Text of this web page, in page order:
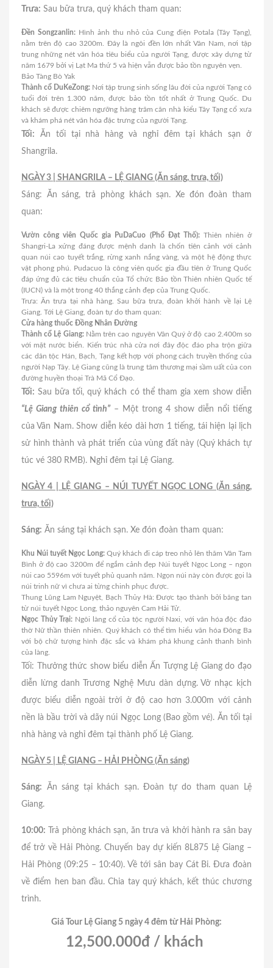
Trưa: Sau bữa trưa, quý khách tham quan:
Đền Songzanlin:Hình ảnh thu nhỏ của Cung điện Potala (Tây Tạng),
nằm trên độ cao 3200m. Đây là ngôi đền lớn nhất Vân Nam, nơi tập
trung những nét văn hóa tiêu biểu của người Tạng, được xây dựng từ
năm 1679 bởi vị Lạt Ma thứ 5 và hiện vẫn được bảo tồn nguyên vẹn.
Bảo Tàng Bò Yak
Thành cổ DuKeZong: Nơi tập trung sinh sống lâu đời của người Tạng có
tuổi đời trên 1.300 năm, được bảo tồn tốt nhất ở Trung Quốc. Du
khách sẽ được chiêm ngưỡng hàng trăm căn nhà kiểu Tây Tạng cổ xưa
và khám phá nét văn hóa đặc trưng của người Tạng.
Tối: Ăn tối tại nhà hàng và nghỉ đêm tại khách sạn ở
Shangrila.
NGÀY 3 | SHANGRILA – LỆ GIANG (Ăn sáng, trưa, tối)
Sáng: Ăn sáng, trả phòng khách sạn. Xe đón đoàn tham
quan:
Vườn công viên Quốc gia PuDaCuo (Phổ Đạt Thố):Thiên nhiên ở
Shangri-La xứng đáng được mệnh danh là chốn tiên cảnh với cảnh
quan núi cao tuyết trắng, rừng xanh nắng vàng, và một hệ động thực
vật phong phú. Pudacuo là công viên quốc gia đầu tiên ở Trung Quốc
đáp ứng đủ các tiêu chuẩn của Tổ chức Bảo tồn Thiên nhiên Quốc tế
(IUCN) và là một trong 40 thắng cảnh đẹp của Trung Quốc.
Trưa: Ăn trưa tại nhà hàng. Sau bữa trưa, đoàn khởi hành về lại Lệ
Giang. Tới Lệ Giang, đoàn tự do tham quan:
Cửa hàng thuốc Đồng Nhân Đường
Thành cổ Lệ Giang:Nằm trên cao nguyên Vân Quý ở độ cao 2.400m so
với mặt nước biển. Kiến trúc nhà cửa nơi đây độc đáo pha trộn giữa
các dân tộc Hán, Bạch, Tạng kết hợp với phong cách truyền thống của
người Nạp Tây. Lệ Giang cũng là trung tâm thương mại sầm uất của con
đường huyền thoại Trà Mã Cổ Đạo.
Tối: Sau bữa tối, quý khách có thể tham gia xem show diễn
“Lệ Giang thiên cổ tình” – Một trong 4 show diễn nổi tiếng
của Vân Nam. Show diễn kéo dài hơn 1 tiếng, tái hiện lại lịch
sử hình thành và phát triển của vùng đất này (Quý khách tự
túc vé 380 RMB). Nghỉ đêm tại Lệ Giang.
NGÀY 4 | LỆ GIANG – NÚI TUYẾT NGỌC LONG (Ăn sáng,
trưa, tối)
Sáng: Ăn sáng tại khách sạn. Xe đón đoàn tham quan:
Khu Núi tuyết Ngọc Long: Quý khách đi cáp treo nhỏ lên thăm Vân Tam
Bình ở độ cao 3200m để ngắm cảnh đẹp Núi tuyết Ngọc Long – ngọn
núi cao 5596m với tuyết phủ quanh năm. Ngọn núi này còn được gọi là
núi trinh nữ vì chưa ai từng chinh phục được.
Thung Lũng Lam Nguyệt, Bạch Thủy Hà: Được tạo thành bởi băng tan
từ núi tuyết Ngọc Long, thảo nguyên Cam Hải Tử.
Ngọc Thủy Trại: Ngôi làng cổ của tộc người Naxi, với văn hóa độc đáo
thờ Nữ thần thiên nhiên. Quý khách có thể tìm hiểu văn hóa Đông Ba
với bộ chữ tượng hình đặc sắc và khám phá khung cảnh thanh bình
của làng.
Tối: Thưởng thức show biểu diễn Ấn Tượng Lệ Giang do đạo
diễn lừng danh Trương Nghệ Mưu dàn dựng. Vở nhạc kịch
được biểu diễn ngoài trời ở độ cao hơn 3.000m với cảnh
nền là bầu trời và dãy núi Ngọc Long (Bao gồm vé). Ăn tối tại
nhà hàng và nghỉ đêm tại thành phố Lệ Giang.
NGÀY 5 | LỆ GIANG – HẢI PHÒNG (Ăn sáng)
Sáng: Ăn sáng tại khách sạn. Đoàn tự do tham quan Lệ
Giang.
10:00: Trả phòng khách sạn, ăn trưa và khởi hành ra sân bay
để trở về Hải Phòng. Chuyến bay dự kiến 8L875 Lệ Giang –
Hải Phòng (09:25 – 10:40). Về tới sân bay Cát Bi. Đưa đoàn
về điểm hen ban đầu. Chia tay quý khách, kết thúc chương
trình.
Giá Tour Lệ Giang 5 ngày 4 đêm từ Hải Phòng:
12,500.000đ / khách